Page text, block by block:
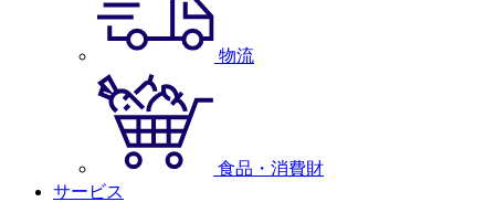
物流
食品・消費財
サービス